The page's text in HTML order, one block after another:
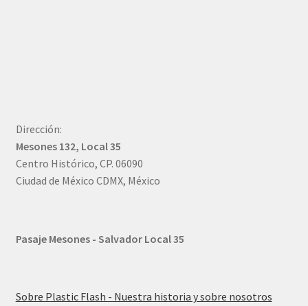
Dirección:
Mesones 132, Local 35
Centro Histórico, CP. 06090
Ciudad de México CDMX, México
Pasaje Mesones - Salvador Local 35
Sobre Plastic Flash - Nuestra historia y sobre nosotros